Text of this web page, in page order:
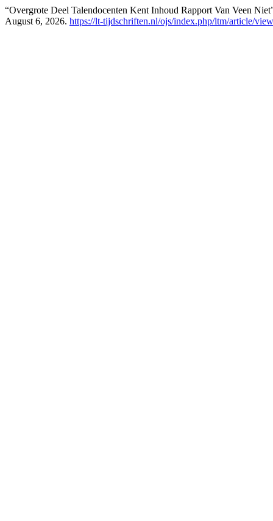
“Overgrote Deel Talendocenten Kent Inhoud Rapport Van Veen
August 6, 2026. https://lt-tijdschriften.nl/ojs/index.php/ltm/article/